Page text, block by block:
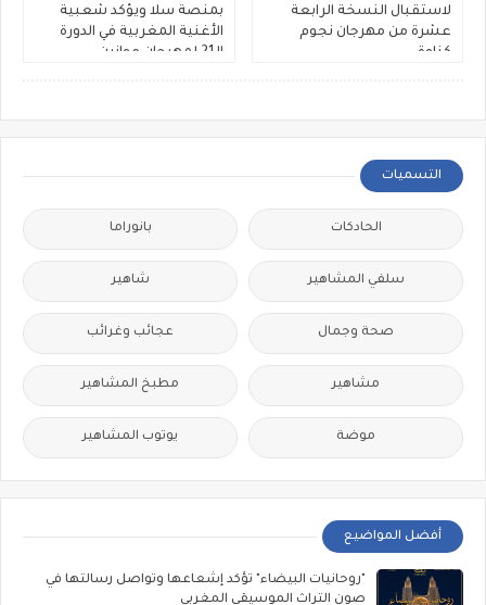
لاستقبال النسخة الرابعة
عشرة من مهرجان نجوم
كناوة
بمنصة سلا ويؤكد شعبية
الأغنية المغربية في الدورة
الـ21 لمهرجان موازين
التسميات
الحادكات بانوراما
سلفي المشاهير شاهير
صحة وجمال عجائب وغرائب
مشاهير مطبخ المشاهير
موضة يوتوب المشاهير
أفضل المواضيع
"روحانيات البيضاء" تؤكد إشعاعها وتواصل رسالتها في
صون التراث الموسيقي المغربي